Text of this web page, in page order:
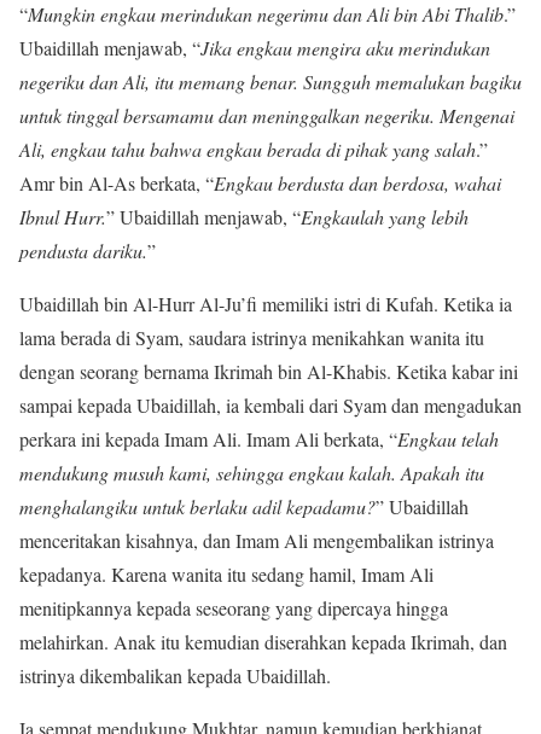
“Mungkin engkau merindukan negerimu dan Ali bin Abi Thalib.”
Ubaidillah menjawab, “Jika engkau mengira aku merindukan
negeriku dan Ali, itu memang benar. Sungguh memalukan bagiku
untuk tinggal bersamamu dan meninggalkan negeriku. Mengenai
Ali, engkau tahu bahwa engkau berada di pihak yang salah.”
Amr bin Al-As berkata, “Engkau berdusta dan berdosa, wahai
Ibnul Hurr.” Ubaidillah menjawab, “Engkaulah yang lebih
pendusta dariku.”
Ubaidillah bin Al-Hurr Al-Ju’fi memiliki istri di Kufah. Ketika ia
lama berada di Syam, saudara istrinya menikahkan wanita itu
dengan seorang bernama Ikrimah bin Al-Khabis. Ketika kabar ini
sampai kepada Ubaidillah, ia kembali dari Syam dan mengadukan
perkara ini kepada Imam Ali. Imam Ali berkata, “Engkau telah
mendukung musuh kami, sehingga engkau kalah. Apakah itu
menghalangiku untuk berlaku adil kepadamu?” Ubaidillah
menceritakan kisahnya, dan Imam Ali mengembalikan istrinya
kepadanya. Karena wanita itu sedang hamil, Imam Ali
menitipkannya kepada seseorang yang dipercaya hingga
melahirkan. Anak itu kemudian diserahkan kepada Ikrimah, dan
istrinya dikembalikan kepada Ubaidillah.
Ia sempat mendukung Mukhtar, namun kemudian berkhianat